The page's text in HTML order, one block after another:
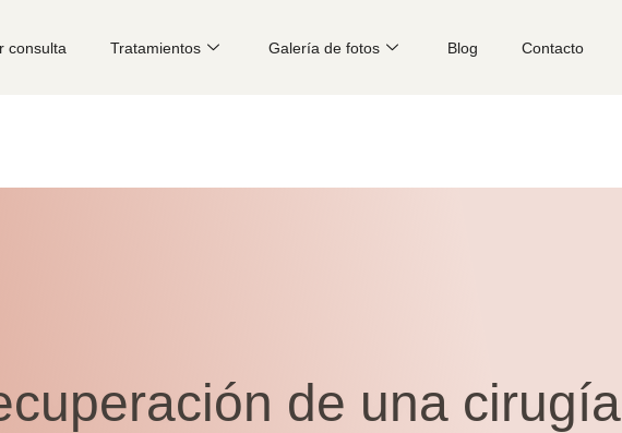
consulta Tratamientos Galería de fotos Blog Contacto
de una cirugía